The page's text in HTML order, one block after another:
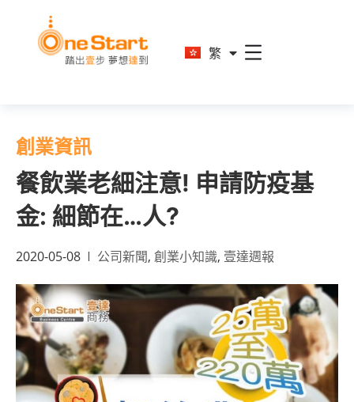
繁
简
創業資訊
餐飲業老細注意! 申請防疫基
金: 細節在…人?
2020-05-08 公司新聞, 創業小知識, 壹達週報